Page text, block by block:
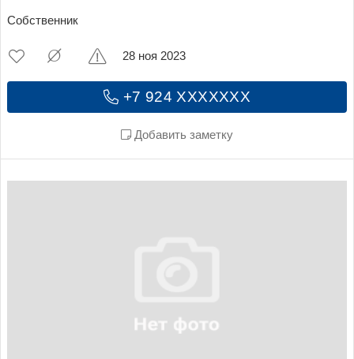
Собственник
+7 924 XXXXXXX
Добавить заметку
28 ноя 2023